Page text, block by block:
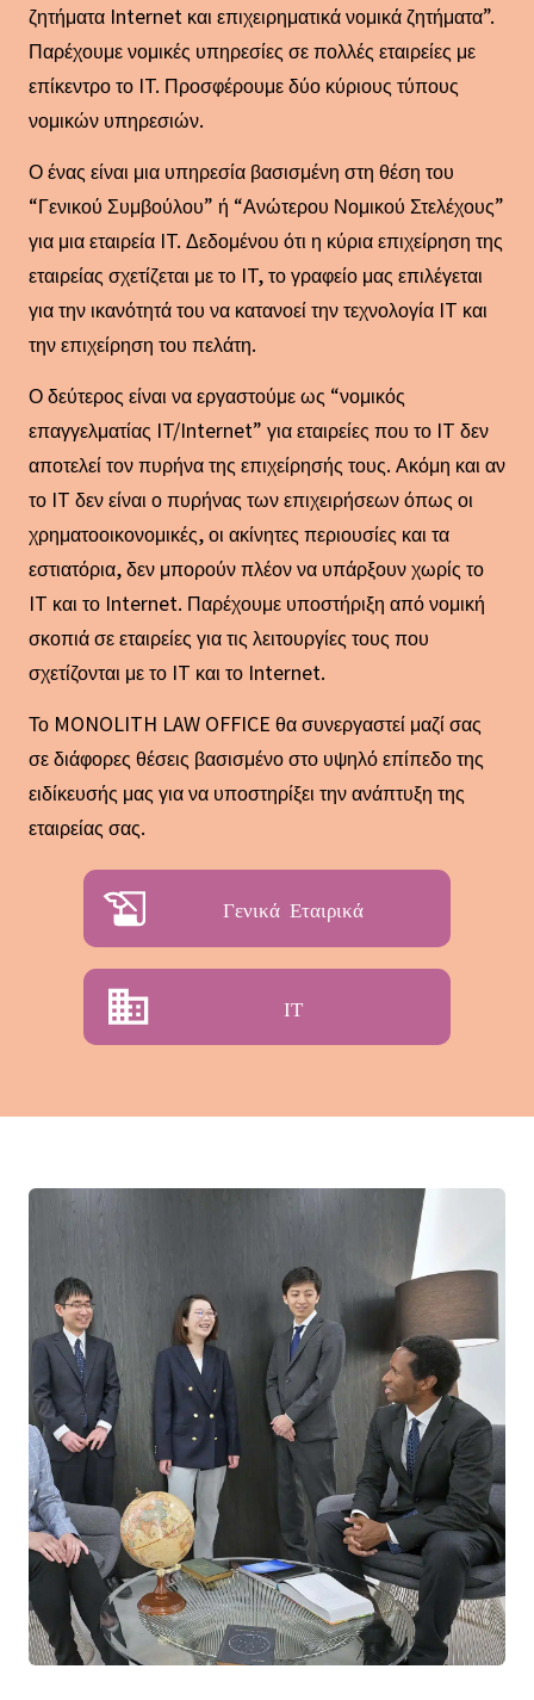
ζητήματα Internet και επιχειρηματικά νομικά ζητήματα”.
Παρέχουμε νομικές υπηρεσίες σε πολλές εταιρείες με
επίκεντρο το IT. Προσφέρουμε δύο κύριους τύπους
νομικών υπηρεσιών.
Ο ένας είναι μια υπηρεσία βασισμένη στη θέση του
“Γενικού Συμβούλου” ή “Ανώτερου Νομικού Στελέχους”
για μια εταιρεία IT. Δεδομένου ότι η κύρια επιχείρηση της
εταιρείας σχετίζεται με το IT, το γραφείο μας επιλέγεται
για την ικανότητά του να κατανοεί την τεχνολογία IT και
την επιχείρηση του πελάτη.
Ο δεύτερος είναι να εργαστούμε ως “νομικός
επαγγελματίας IT/Internet” για εταιρείες που το IT δεν
αποτελεί τον πυρήνα της επιχείρησής τους. Ακόμη και αν
το IT δεν είναι ο πυρήνας των επιχειρήσεων όπως οι
χρηματοοικονομικές, οι ακίνητες περιουσίες και τα
εστιατόρια, δεν μπορούν πλέον να υπάρξουν χωρίς το
IT και το Internet. Παρέχουμε υποστήριξη από νομική
σκοπιά σε εταιρείες για τις λειτουργίες τους που
σχετίζονται με το IT και το Internet.
Το MONOLITH LAW OFFICE θα συνεργαστεί μαζί σας
σε διάφορες θέσεις βασισμένο στο υψηλό επίπεδο της
ειδίκευσής μας για να υποστηρίξει την ανάπτυξη της
εταιρείας σας.
Γενικά Εταιρικά
IT